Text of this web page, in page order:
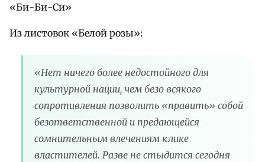
«Би-Би-Си»
Из листовок «Белой розы»:
«Нет ничего более недостойного для
культурной нации, чем безо всякого
сопротивления позволить «править» собой
безответственной и предающейся
сомнительным влечениям клике
властителей. Разве не стыдится сегодня